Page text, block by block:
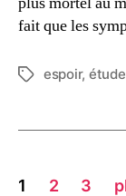
fait que les
espoir,
1 2 3